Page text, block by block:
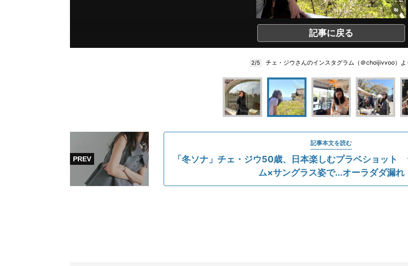
記事に戻る
2/5 チェ・ジウさんのインスタグラム（＠choijivvoo）よ
記事本文を読む
「冬ソナ」チェ・ジウ50歳、日本楽しむプラベショット
ム×サングラス姿で...オーラダダ漏れ